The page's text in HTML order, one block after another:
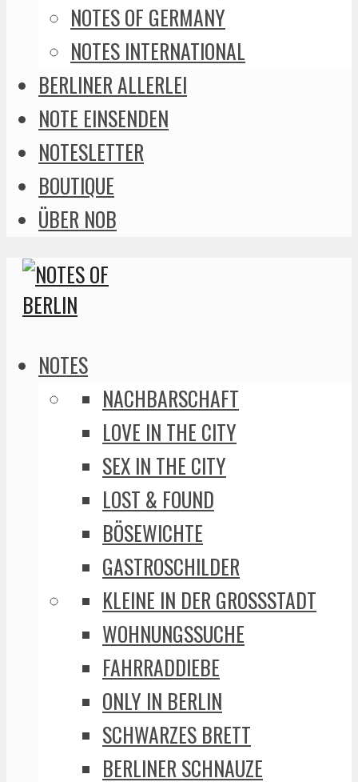
NOTES OF GERMANY
NOTES INTERNATIONAL
BERLINER ALLERLEI
NOTE EINSENDEN
NOTESLETTER
BOUTIQUE
ÜBER NOB
NOTES
NACHBARSCHAFT
LOVE IN THE CITY
SEX IN THE CITY
LOST & FOUND
BÖSEWICHTE
GASTROSCHILDER
KLEINE IN DER GROSSSTADT
WOHNUNGSSUCHE
FAHRRADDIEBE
ONLY IN BERLIN
SCHWARZES BRETT
BERLINER SCHNAUZE